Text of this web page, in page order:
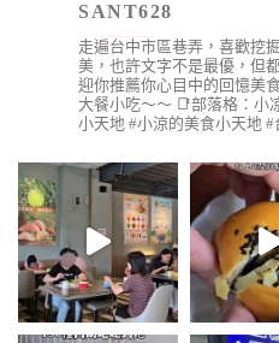
SANT628
走遍台中市區巷弄，喜歡挖
美，也許文字不是最優，但
迎你推薦你心目中的回憶美
大餐小吃～～ 📑部落格：小
小天地 #小涼的美食小天地